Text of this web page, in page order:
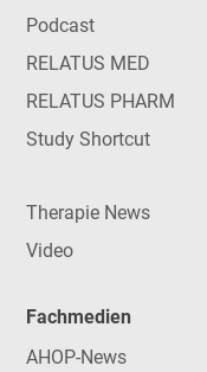
Podcast
RELATUS MED
RELATUS PHARM
Study Shortcut
Therapie News
Video
Fachmedien
AHOP-News